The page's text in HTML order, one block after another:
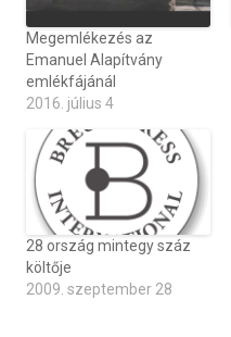
Megemlékezés az
Emanuel Alapítvány
emlékfájánál
2016. július 4
28 ország mintegy száz
költője
2009. szeptember 28